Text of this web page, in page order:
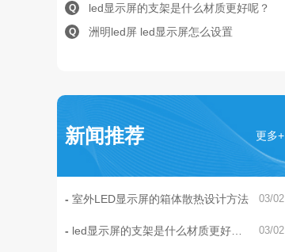
Q led显示屏的支架是什么材质更好呢？
Q 洲明led屏 led显示屏怎么设置
新闻推荐 更多+
室外LED显示屏的箱体散热设计方法 03/02
led显示屏的支架是什么材质更好 03/02